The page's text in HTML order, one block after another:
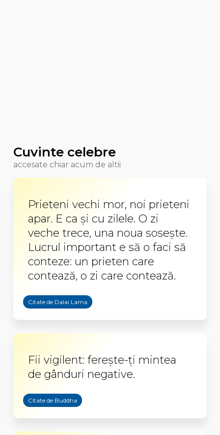
Cuvinte celebre
accesate chiar acum de altii
Prieteni vechi mor, noi prieteni
apar. E ca şi cu zilele. O zi
veche trece, una noua soseşte.
Lucrul important e să o faci să
conteze: un prieten care
contează, o zi care contează.
Citate de Dalai Lama
Fii vigilent: ferește-ți mintea
de gânduri negative.
Citate de Buddha